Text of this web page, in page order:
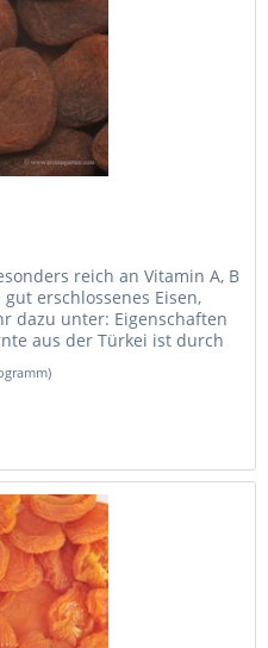
reich an Vitamin A, B
erschlossenes Eisen,
dazu unter: Eigenschaften
aus der Türkei ist durch